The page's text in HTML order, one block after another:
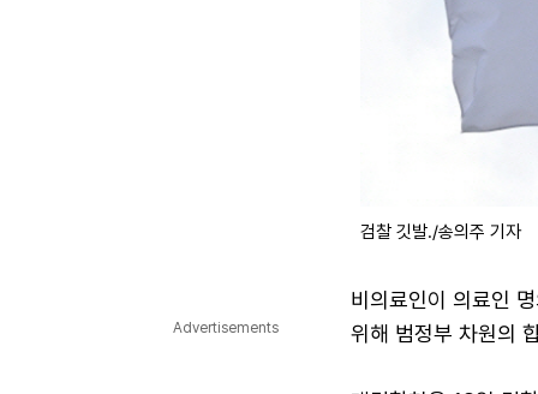
Advertisements
검찰 깃발./송의주 기자
비의료인이 의료인
위해 범정부 차원의